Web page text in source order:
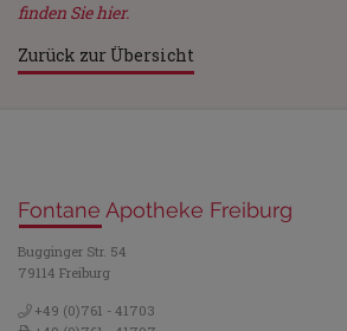
Zurück zur Übersicht
finden Sie hier.
Fontane Apotheke Freiburg
Bugginger Str. 54
79114 Freiburg
+49 (0)761 - 41703